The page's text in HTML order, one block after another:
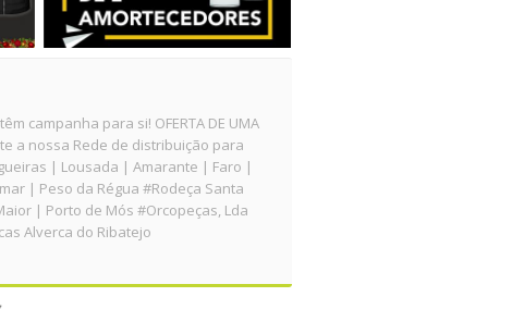
campanha para si! OFERTA DE UMA
a nossa Rede de distribuição para
| Lousada | Amarante | Faro |
| Peso da Régua #Rodeça Santa
| Porto de Mós #Orcopeças, Lda
Alverca do Ribatejo